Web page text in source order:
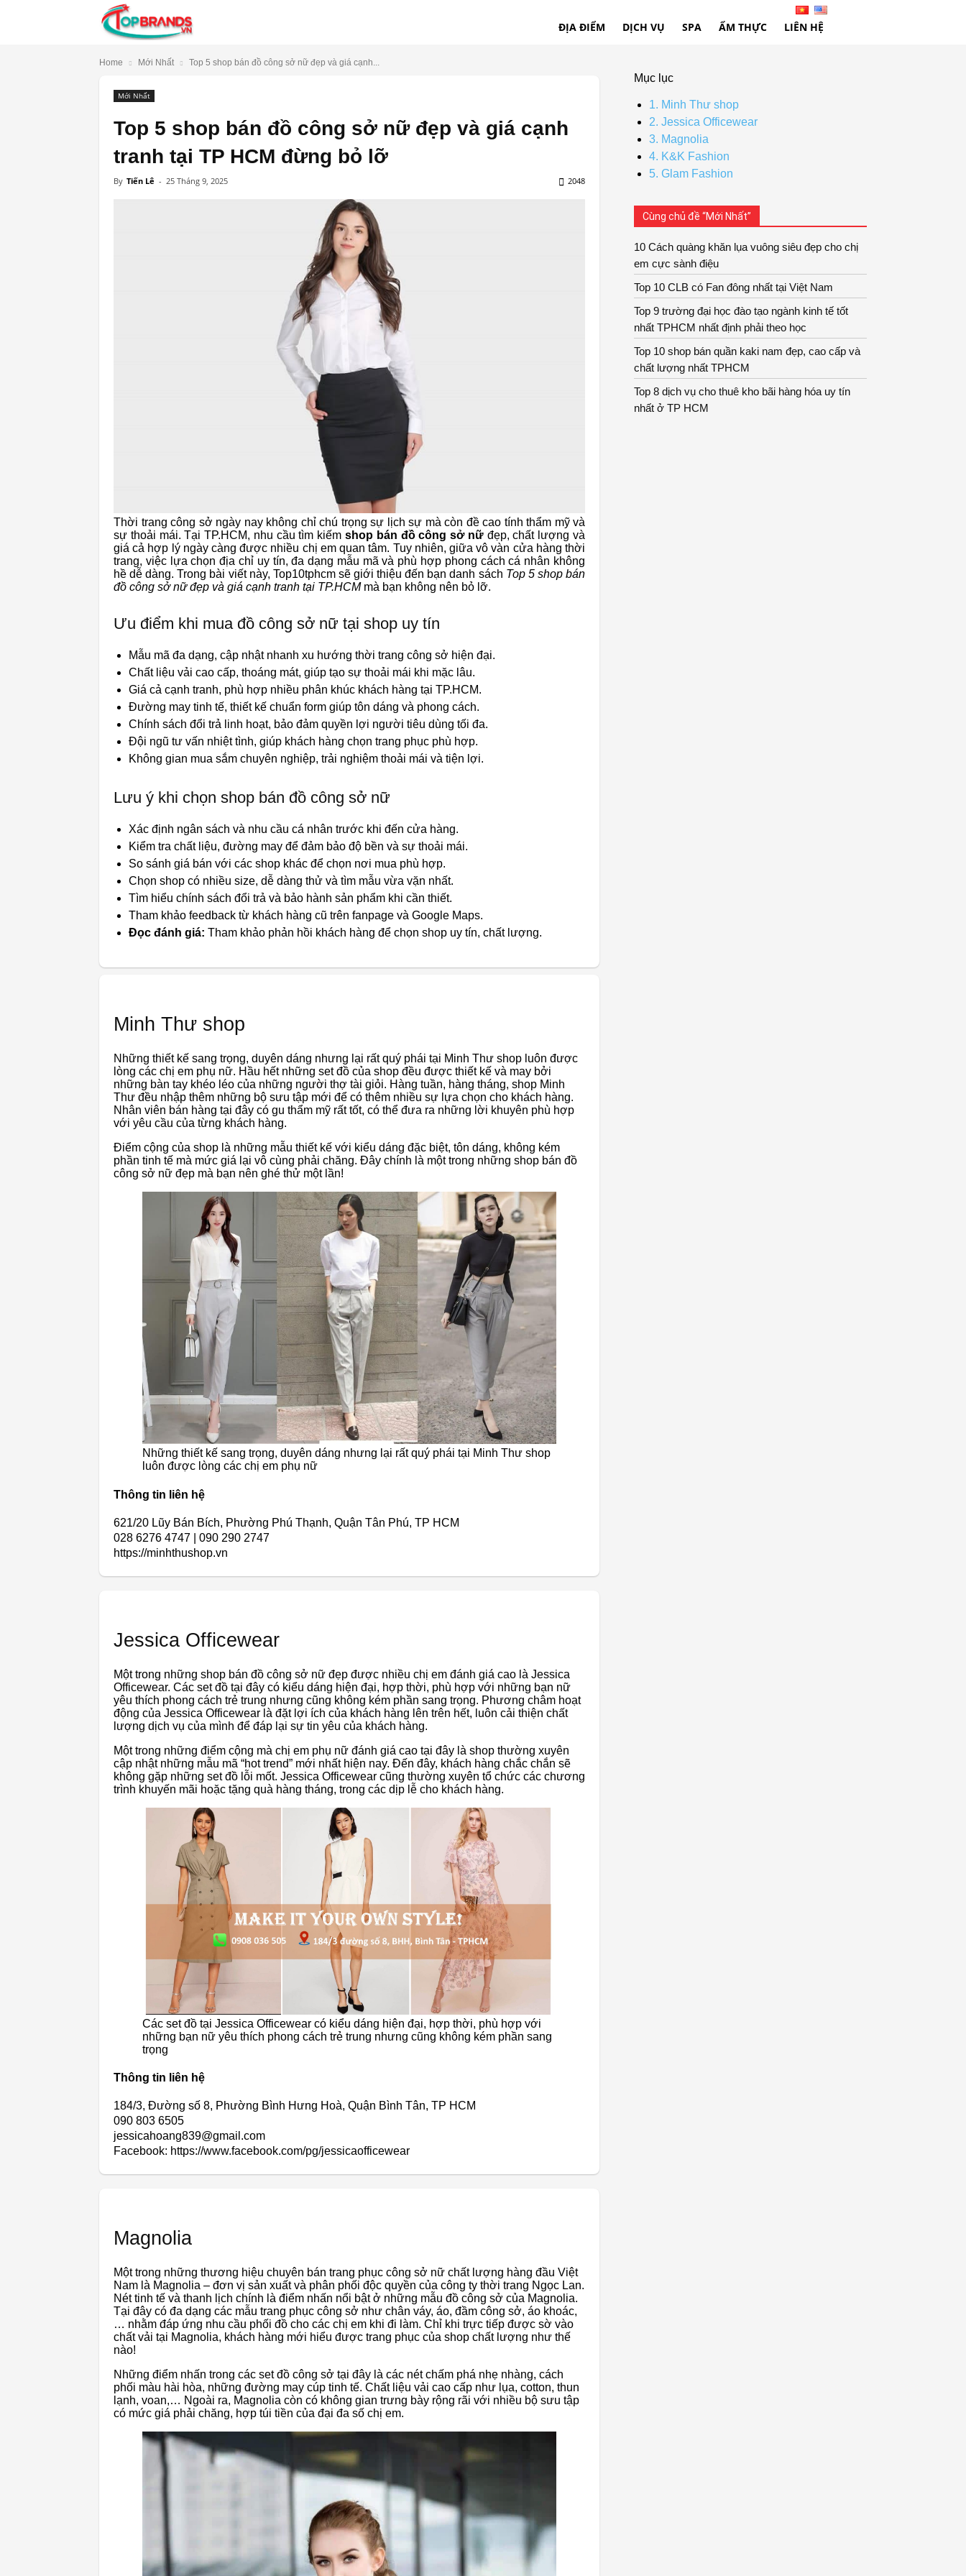
ĐỊA ĐIỂM DỊCH VỤ SPA ẨM THỰC LIÊN HỆ
Home Mới Nhất Top 5 shop bán đồ công sở nữ đẹp và giá cạnh...
Mới Nhất
Top 5 shop bán đồ công sở nữ đẹp và giá cạnh
tranh tại TP HCM đừng bỏ lỡ
By Tiến Lê - 25 Tháng 9, 2025 2048
Thời trang công sở ngày nay không chỉ chú trọng sự lịch sự mà còn đề cao tính thẩm mỹ và
sự thoải mái. Tại TP.HCM, nhu cầu tìm kiếm shop bán đồ công sở nữđẹp, chất lượng và
giá cả hợp lý ngày càng được nhiều chị em quan tâm. Tuy nhiên, giữa vô vàn cửa hàng thời
trang, việc lựa chọn địa chỉ uy tín, đa dạng mẫu mã và phù hợp phong cách cá nhân không
hề dễ dàng. Trong bài viết này, Top10tphcm sẽ giới thiệu đến bạn danh sách Top 5 shop bán
đồ công sở nữ đẹp và giá cạnh tranh tại TP.HCMmà bạn không nên bỏ lỡ.
Ưu điểm khi mua đồ công sở nữ tại shop uy tín
Mẫu mã đa dạng, cập nhật nhanh xu hướng thời trang công sở hiện đại.
Chất liệu vải cao cấp, thoáng mát, giúp tạo sự thoải mái khi mặc lâu.
Giá cả cạnh tranh, phù hợp nhiều phân khúc khách hàng tại TP.HCM.
Đường may tinh tế, thiết kế chuẩn form giúp tôn dáng và phong cách.
Chính sách đổi trả linh hoạt, bảo đảm quyền lợi người tiêu dùng tối đa.
Đội ngũ tư vấn nhiệt tình, giúp khách hàng chọn trang phục phù hợp.
Không gian mua sắm chuyên nghiệp, trải nghiệm thoải mái và tiện lợi.
Lưu ý khi chọn shop bán đồ công sở nữ
Xác định ngân sách và nhu cầu cá nhân trước khi đến cửa hàng.
Kiểm tra chất liệu, đường may để đảm bảo độ bền và sự thoải mái.
So sánh giá bán với các shop khác để chọn nơi mua phù hợp.
Chọn shop có nhiều size, dễ dàng thử và tìm mẫu vừa vặn nhất.
Tìm hiểu chính sách đổi trả và bảo hành sản phẩm khi cần thiết.
Tham khảo feedback từ khách hàng cũ trên fanpage và Google Maps.
Đọc đánh giá: Tham khảo phản hồi khách hàng để chọn shop uy tín, chất lượng.
Minh Thư shop
Những thiết kế sang trọng, duyên dáng nhưng lại rất quý phái tại Minh Thư shop luôn được
lòng các chị em phụ nữ. Hầu hết những set đồ của shop đều được thiết kế và may bởi
những bàn tay khéo léo của những người thợ tài giỏi. Hàng tuần, hàng tháng, shop Minh
Thư đều nhập thêm những bộ sưu tập mới để có thêm nhiều sự lựa chọn cho khách hàng.
Nhân viên bán hàng tại đây có gu thẩm mỹ rất tốt, có thể đưa ra những lời khuyên phù hợp
với yêu cầu của từng khách hàng.
Điểm cộng của shop là những mẫu thiết kế với kiểu dáng đặc biệt, tôn dáng, không kém
phần tinh tế mà mức giá lại vô cùng phải chăng. Đây chính là một trong những shop bán đồ
công sở nữ đẹp mà bạn nên ghé thử một lần!
Những thiết kế sang trọng, duyên dáng nhưng lại rất quý phái tại Minh Thư shop
luôn được lòng các chị em phụ nữ
Thông tin liên hệ
621/20 Lũy Bán Bích, Phường Phú Thạnh, Quận Tân Phú, TP HCM
028 6276 4747 | 090 290 2747
https://minhthushop.vn
Jessica Officewear
Một trong những shop bán đồ công sở nữ đẹp được nhiều chị em đánh giá cao là Jessica
Officewear. Các set đồ tại đây có kiểu dáng hiện đại, hợp thời, phù hợp với những bạn nữ
yêu thích phong cách trẻ trung nhưng cũng không kém phần sang trọng. Phương châm hoạt
động của Jessica Officewear là đặt lợi ích của khách hàng lên trên hết, luôn cải thiện chất
lượng dịch vụ của mình để đáp lại sự tin yêu của khách hàng.
Một trong những điểm cộng mà chị em phụ nữ đánh giá cao tại đây là shop thường xuyên
cập nhật những mẫu mã “hot trend” mới nhất hiện nay. Đến đây, khách hàng chắc chắn sẽ
không gặp những set đồ lỗi mốt. Jessica Officewear cũng thường xuyên tổ chức các chương
trình khuyến mãi hoặc tặng quà hàng tháng, trong các dịp lễ cho khách hàng.
Các set đồ tại Jessica Officewear có kiểu dáng hiện đại, hợp thời, phù hợp với
những bạn nữ yêu thích phong cách trẻ trung nhưng cũng không kém phần sang
trọng
Thông tin liên hệ
184/3, Đường số 8, Phường Bình Hưng Hoà, Quận Bình Tân, TP HCM
090 803 6505
jessicahoang839@gmail.com
Facebook: https://www.facebook.com/pg/jessicaofficewear
Magnolia
Một trong những thương hiệu chuyên bán trang phục công sở nữ chất lượng hàng đầu Việt
Nam là Magnolia – đơn vị sản xuất và phân phối độc quyền của công ty thời trang Ngọc Lan.
Nét tinh tế và thanh lịch chính là điểm nhấn nổi bật ở những mẫu đồ công sở của Magnolia.
Tại đây có đa dạng các mẫu trang phục công sở như chân váy, áo, đầm công sở, áo khoác,
… nhằm đáp ứng nhu cầu phối đồ cho các chị em khi đi làm. Chỉ khi trực tiếp được sờ vào
chất vải tại Magnolia, khách hàng mới hiểu được trang phục của shop chất lượng như thế
nào!
Những điểm nhấn trong các set đồ công sở tại đây là các nét chấm phá nhẹ nhàng, cách
phối màu hài hòa, những đường may cúp tinh tế. Chất liệu vải cao cấp như lụa, cotton, thun
lạnh, voan,… Ngoài ra, Magnolia còn có không gian trưng bày rộng rãi với nhiều bộ sưu tập
có mức giá phải chăng, hợp túi tiền của đại đa số chị em.
Mục lục
1. Minh Thư shop
2. Jessica Officewear
3. Magnolia
4. K&K Fashion
5. Glam Fashion
Cùng chủ đề “Mới Nhất”
10 Cách quàng khăn lụa vuông siêu đẹp cho chị
em cực sành điệu
Top 10 CLB có Fan đông nhất tại Việt Nam
Top 9 trường đại học đào tạo ngành kinh tế tốt
nhất TPHCM nhất định phải theo học
Top 10 shop bán quần kaki nam đẹp, cao cấp và
chất lượng nhất TPHCM
Top 8 dịch vụ cho thuê kho bãi hàng hóa uy tín
nhất ở TP HCM